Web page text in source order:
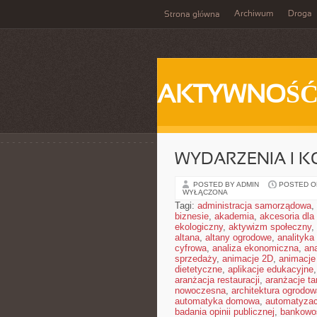
Strona główna Archiwum Droga
AKTYWNOŚĆ
WYDARZENIA I
POSTED BY ADMIN POSTED
WYŁĄCZONA
Tagi: administracja samorządowa,
biznesie, akademia, akcesoria
ekologiczny, aktywizm społeczny,
altana, altany ogrodowe, analityka
cyfrowa, analiza ekonomiczna,
sprzedaży, animacje 2D,
dietetyczne, aplikacje edukacyjne,
aranżacja restauracji, aranżacje
nowoczesna, architektura
automatyka domowa,
badania opinii publicznej,